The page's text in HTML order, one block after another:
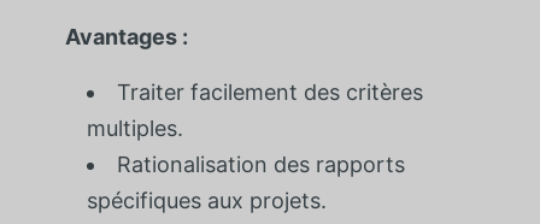
Avantages :
Traiter facilement des critères
multiples.
Rationalisation des rapports
spécifiques aux projets.